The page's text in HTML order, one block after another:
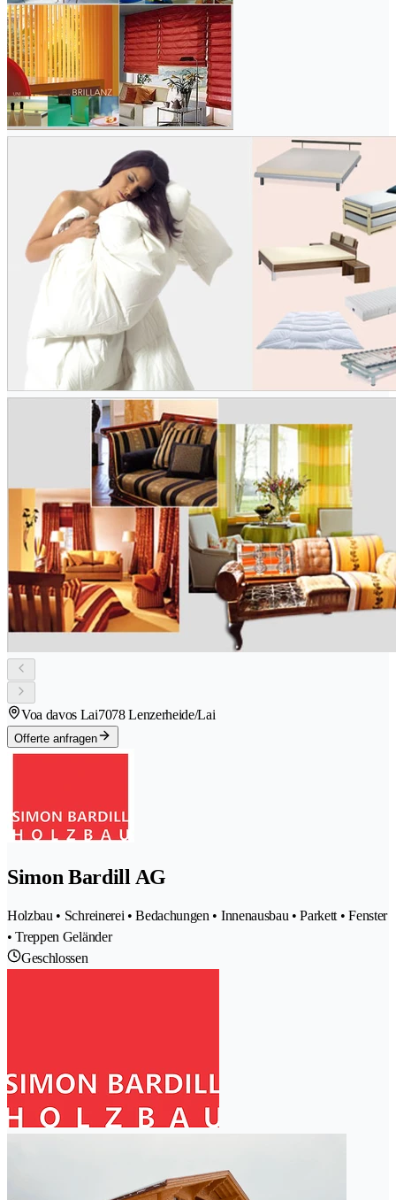
Voa davos Lai7078 Lenzerheide/Lai
Offerte anfragen
Simon Bardill AG
Holzbau • Schreinerei • Bedachungen • Innenausbau • Parkett • Fenster
• Treppen Geländer
Geschlossen